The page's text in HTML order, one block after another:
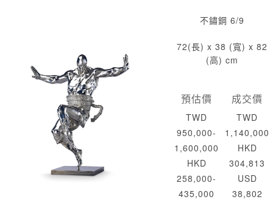
不鏽鋼 6/9
72(長) x 38 (寬) x 82
(高) cm
預估價
TWD
950,000-
1,600,000
HKD
258,000-
435,000
成交價
TWD
1,140,000
HKD
304,813
USD
38,802